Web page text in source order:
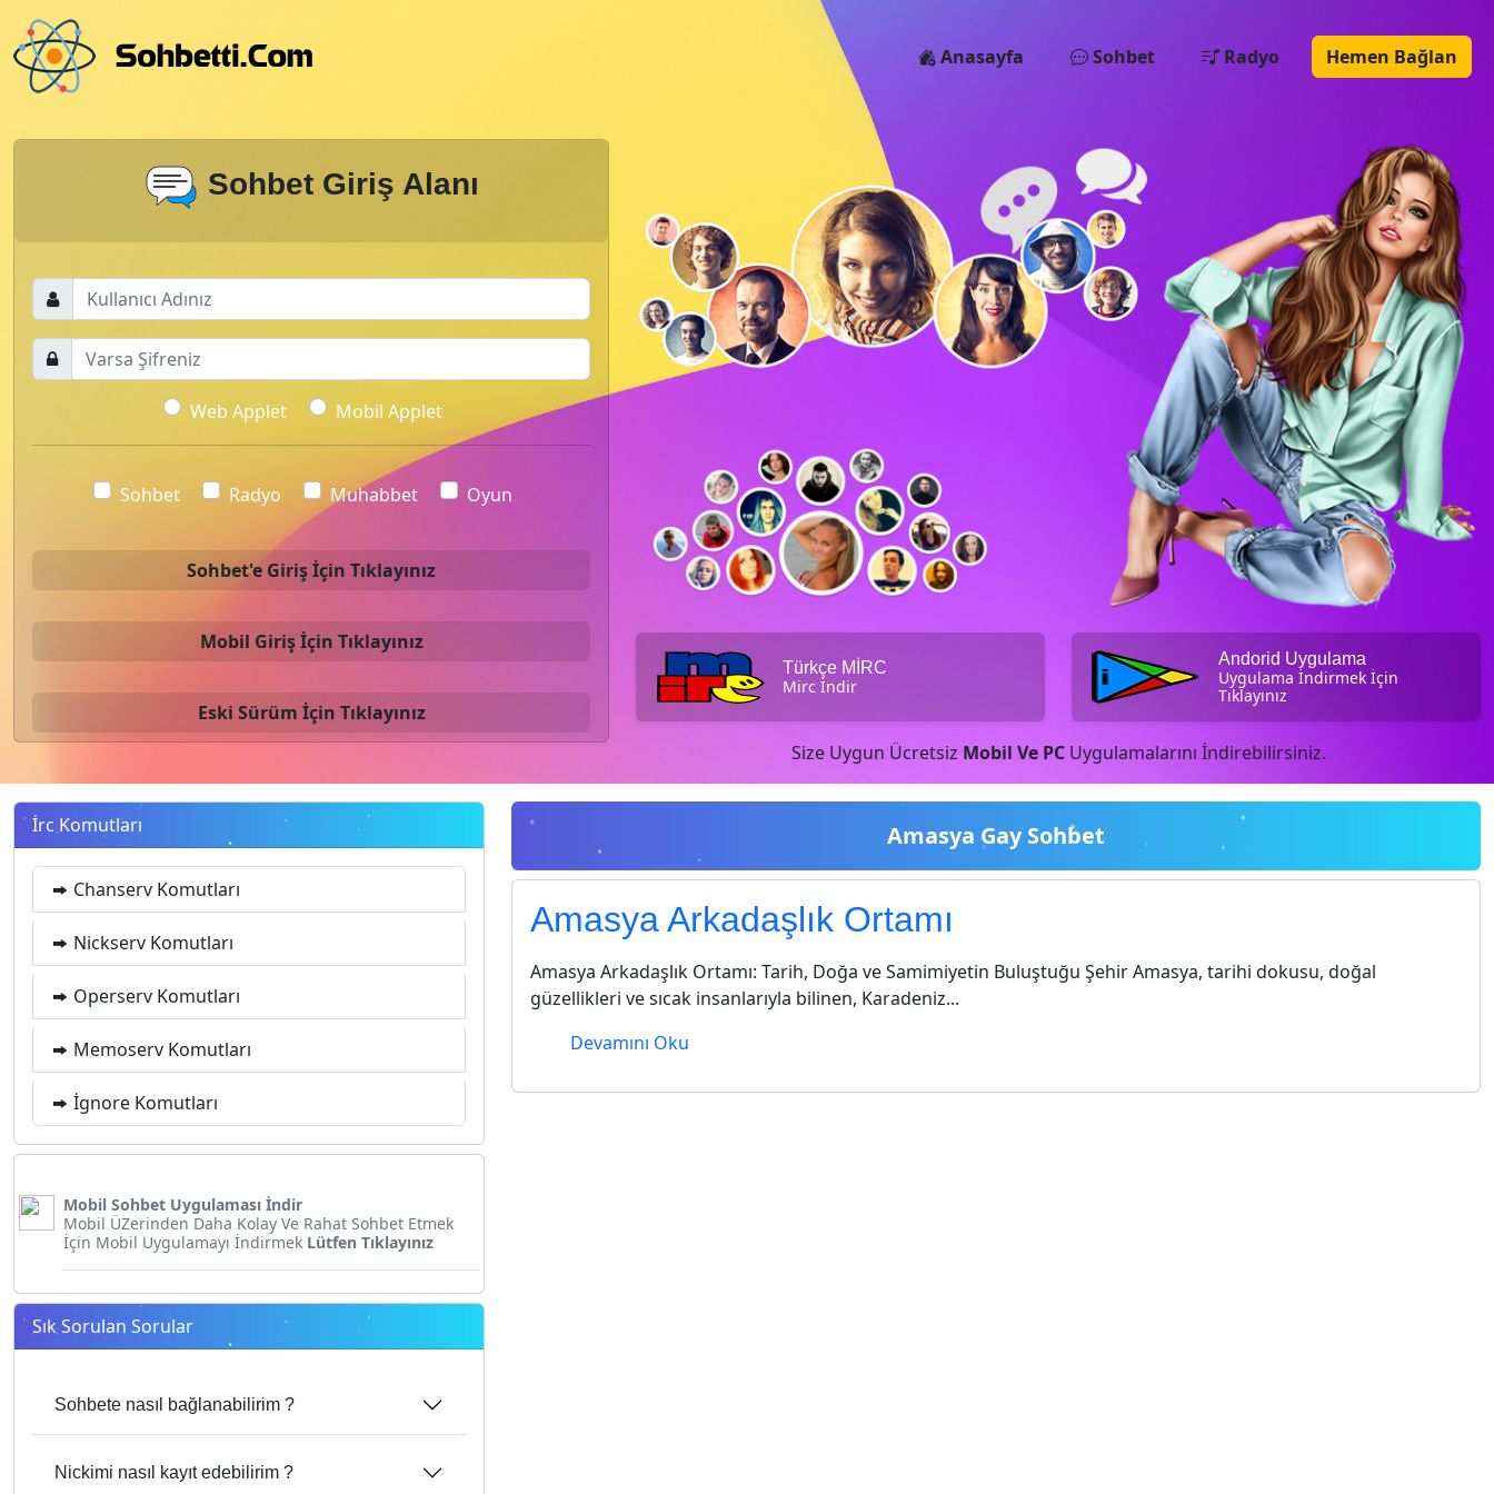
Anasayfa Sohbet Radyo Hemen Bağlan
Sohbet Giriş Alanı
Web Applet Mobil Applet
Sohbet Radyo Muhabbet Oyun
Sohbet'e Giriş İçin Tıklayınız
Mobil Giriş İçin Tıklayınız
Eski Sürüm İçin Tıklayınız
Türkçe MİRC
Mirc İndir
Andorid Uygulama
Uygulama İndirmek İçin
Tıklayınız
Size Uygun Ücretsiz Mobil Ve PC Uygulamalarını İndirebilirsiniz.
İrc Komutları
Chanserv Komutları
Nickserv Komutları
Operserv Komutları
Memoserv Komutları
İgnore Komutları
Mobil Sohbet Uygulaması İndir
Mobil ÜZerinden Daha Kolay Ve Rahat Sohbet Etmek
İçin Mobil Uygulamayı İndirmek Lütfen Tıklayınız
Sık Sorulan Sorular
Sohbete nasıl bağlanabilirim ?
Nickimi nasıl kayıt edebilirim ?
Amasya Gay Sohbet
Amasya Arkadaşlık Ortamı
Amasya Arkadaşlık Ortamı: Tarih, Doğa ve Samimiyetin Buluştuğu Şehir Amasya, tarihi dokusu, doğal
güzellikleri ve sıcak insanlarıyla bilinen, Karadeniz...
Devamını Oku